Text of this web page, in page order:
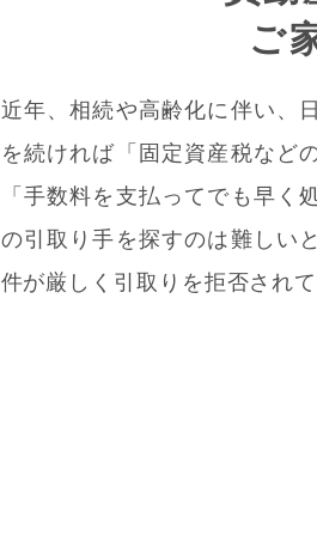
ご
近年、相続や高齢化に伴い、
を続ければ「固定資産税など
「手数料を支払ってでも早
の引取り手を探すのは難しい
件が厳しく引取りを拒否され